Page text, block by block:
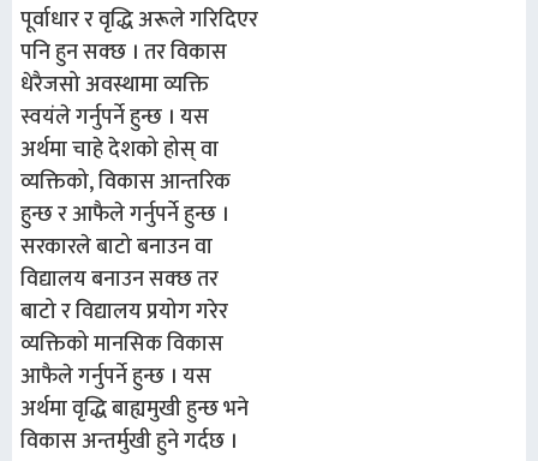
पूर्वाधार र वृद्धि अरूले गरिदिएर
पनि हुन सक्छ । तर विकास
धेरैजसो अवस्थामा व्यक्ति
स्वयंले गर्नुपर्ने हुन्छ । यस
अर्थमा चाहे देशको होस् वा
व्यक्तिको, विकास आन्तरिक
हुन्छ र आफैले गर्नुपर्ने हुन्छ ।
सरकारले बाटो बनाउन वा
विद्यालय बनाउन सक्छ तर
बाटो र विद्यालय प्रयोग गरेर
व्यक्तिको मानसिक विकास
आफैले गर्नुपर्ने हुन्छ । यस
अर्थमा वृद्धि बाह्यमुखी हुन्छ भने
विकास अन्तर्मुखी हुने गर्दछ ।